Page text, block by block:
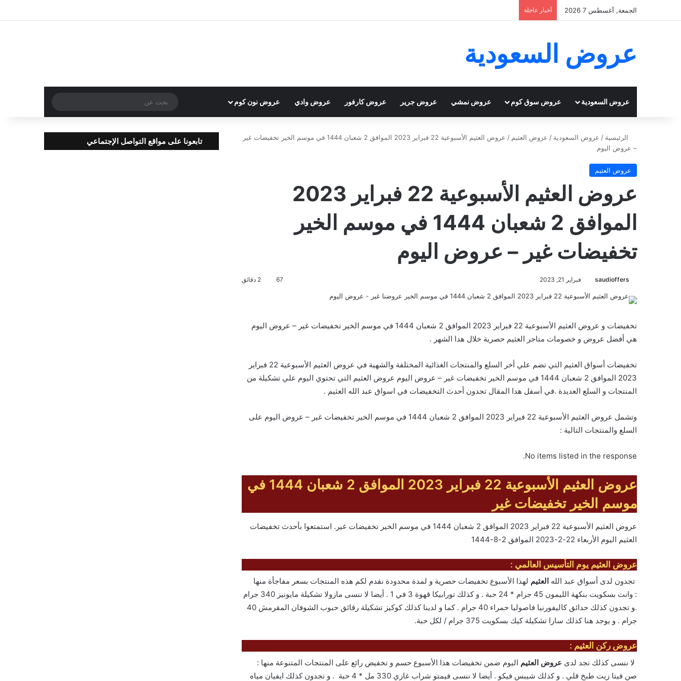
الجمعة, أغسطس 7 2026 أخبار عاجلة
عروض السعودية
عروض السعودية عروض سوق كوم عروض نمشي عروض جرير عروض كارفور عروض وادي عروض نون كوم
عن
الرئيسية / عروض السعودية / عروض العثيم /
عروض العثيم الأسبوعية 22 فبراير 2023 الموافق 2 شعبان 1444 في موسم الخير تخفيضات غير
– عروض اليوم
عروض العثيم
عروض العثيم الأسبوعية 22 فبراير 2023
الموافق 2 شعبان 1444 في موسم الخير
تخفيضات غير – عروض اليوم
saudioffers فبراير 21, 2023 67
تخفيضات و عروض العثيم الأسبوعية 22 فبراير 2023 الموافق 2 شعبان 1444 في موسم الخير تخفيضات غير – عروض اليوم
هي أفضل عروض و خصومات متاجر العثيم حصرية خلال هدا الشهر .
تخفيضات أسواق العثيم التي تضم علي أخر السلع والمنتجات الغذائية المختلفة والشهية في عروض العثيم الأسبوعية 22 فبراير
2023 الموافق 2 شعبان 1444 في موسم الخير تخفيضات غير – عروض اليوم عروض العثيم التي تحتوي اليوم علي تشكيلة من
المنتجات و السلع العديدة .في أسفل هدا المقال تجدون أحدث التخفيضات في اسواق عبد الله العثيم .
وتشمل عروض العثيم الأسبوعية 22 فبراير 2023 الموافق 2 شعبان 1444 في موسم الخير تخفيضات غير – عروض اليوم على
السلع والمنتجات التالية :
No items listed in the response.
عروض العثيم الأسبوعية 22 فبراير 2023 الموافق 2 شعبان 1444 في
موسم الخير تخفيضات غير
عروض العثيم الأسبوعية 22 فبراير 2023 الموافق 2 شعبان 1444 في موسم الخير تخفيضات غير. استمتعوا بأحدث تخفيضات
العثيم اليوم الأربعاء 22-2-2023 الموافق 2-8-1444
عروض العثيم يوم التأسيس العالمي :
تجدون لدى أسواق عبد الله العثيم لهذا الأسبوع تخفيضات حصرية و لمدة محدودة نقدم لكم هذه المنتجات بسعر مفاجأة منها
: وانت بسكويت بنكهة الليمون 45 جرام * 24 حبة . و كذلك تورابيكا قهوة 3 في 1 . أيضا لا ننسى مازولا تشكيلة مايونيز 340 جرام
.و تجدون كذلك حدائق كاليفورنيا فاصوليا حمراء 40 جرام . كما و لدينا كذلك كوكيز تشكيلة رقائق حبوب الشوفان المقرمش 40
جرام . و يوجد هنا كذلك سارا تشكيلة كيك بسكويت 375 جرام / لكل حبة.
عروض ركن العثيم :
لا ننسى كذلك نجد لدى عروض العثيم اليوم ضمن تخفيضات هذا الأسبوع حسم و تخفيض رائع على المنتجات المتنوعة منها :
صن فيتا زيت طبخ قلي . و كذلك شيبس فيكو . أيضا لا ننسى فيمتو شراب غازي 330 مل * 4 حبة . و تجدون كذلك ايفيان مياه
تابعونا على مواقع التواصل الإجتماعي